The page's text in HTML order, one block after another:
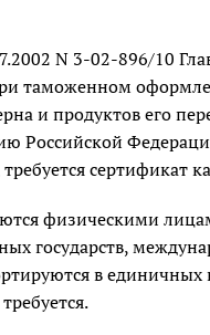
N 3-02-896/10
таможенном
и продуктов его
Российской
требуется сертификат
физическими
государств,
в единичных